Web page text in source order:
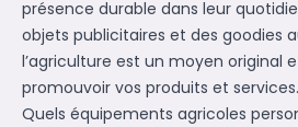
présence durable dans leur
objets publicitaires et des goodies
l’agriculture est un moyen original
promouvoir vos produits et services.
Quels équipements agricoles